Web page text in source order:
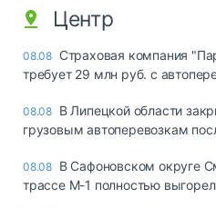
Центр
08.08 Страховая компания
требует 29 млн руб. с
08.08 В Липецкой области
грузовым автоперевозкам
08.08 В Сафоновском округе
трассе М-1 полностью выгорел